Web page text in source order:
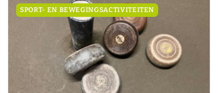
SPORT- EN BEWEGINGSACTIVITEITEN